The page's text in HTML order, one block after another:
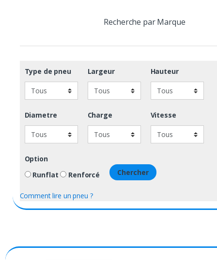
Recherche par Marque
Type de pneu Largeur Hauteur
Diametre Charge Vitesse
Option
Runflat
Renforcé Chercher
Comment lire un pneu ?